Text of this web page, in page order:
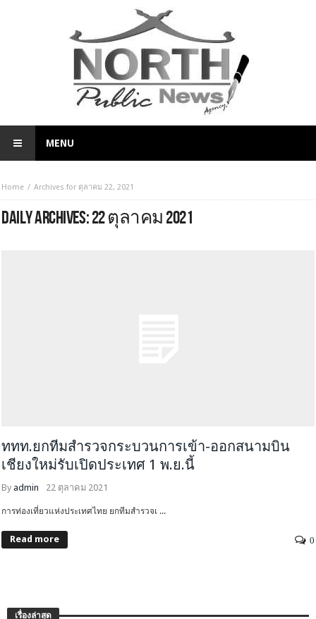
MENU
Home Archives for ตุลาคม 22, 2021
DAILY ARCHIVES:22 ตุลาคม 2021
ททท.ยกทีมสำรวจกระบวนการเข้า-ออกสนามบิน
เชียงใหม่รับเปิดประเทศ 1 พ.ย.นี้
By admin 22 ตุลาคม 2021
การท่องเที่ยวแห่งประเทศไทย ยกทีมสำรวจเ ...
Read more 0
เรื่องล่าสุด